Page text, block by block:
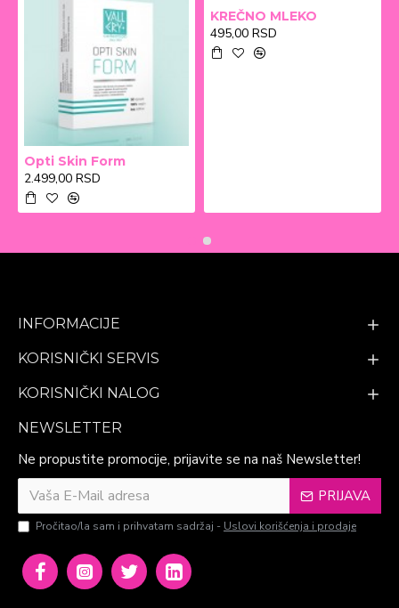
Opti Skin Form
2.499,00 RSD
KREČNO MLEKO
495,00 RSD
INFORMACIJE
KORISNIČKI SERVIS
KORISNIČKI NALOG
NEWSLETTER
Ne propustite promocije, prijavite se na naš Newsletter!
PRIJAVA
Pročitao/la sam i prihvatam sadržaj - Uslovi korišćenja i prodaje